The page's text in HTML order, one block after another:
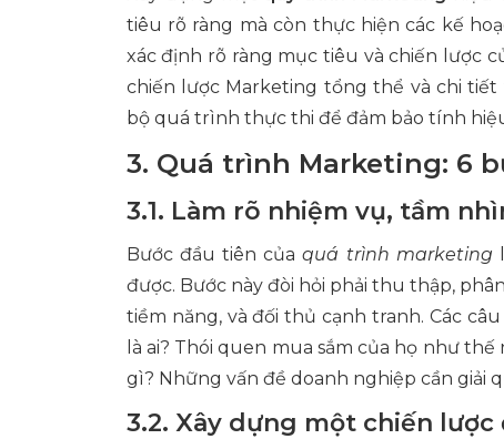
tiêu rõ ràng mà còn thực hiện các kế
xác định rõ ràng mục tiêu và chiến lược
chiến lược Marketing tổng thể và chi
bộ quá trình thực thi để đảm bảo tính
3. Quá trình Marketing: 6
3.1. Làm rõ nhiệm vụ, tầm
Bước đầu tiên củaquá trình marketing
được. Bước này đòi hỏi phải thu thập,
tiềm năng, và đối thủ cạnh tranh. Các
là ai? Thói quen mua sắm của họ như
gì? Những vấn đề doanh nghiệp cần giải
3.2. Xây dựng một chiến